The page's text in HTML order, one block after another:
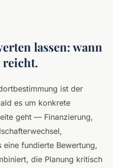
lassen: wann
reicht.
ist der
es um konkrete
geht — Finanzierung,
fundierte Bewertung,
die Planung kritisch